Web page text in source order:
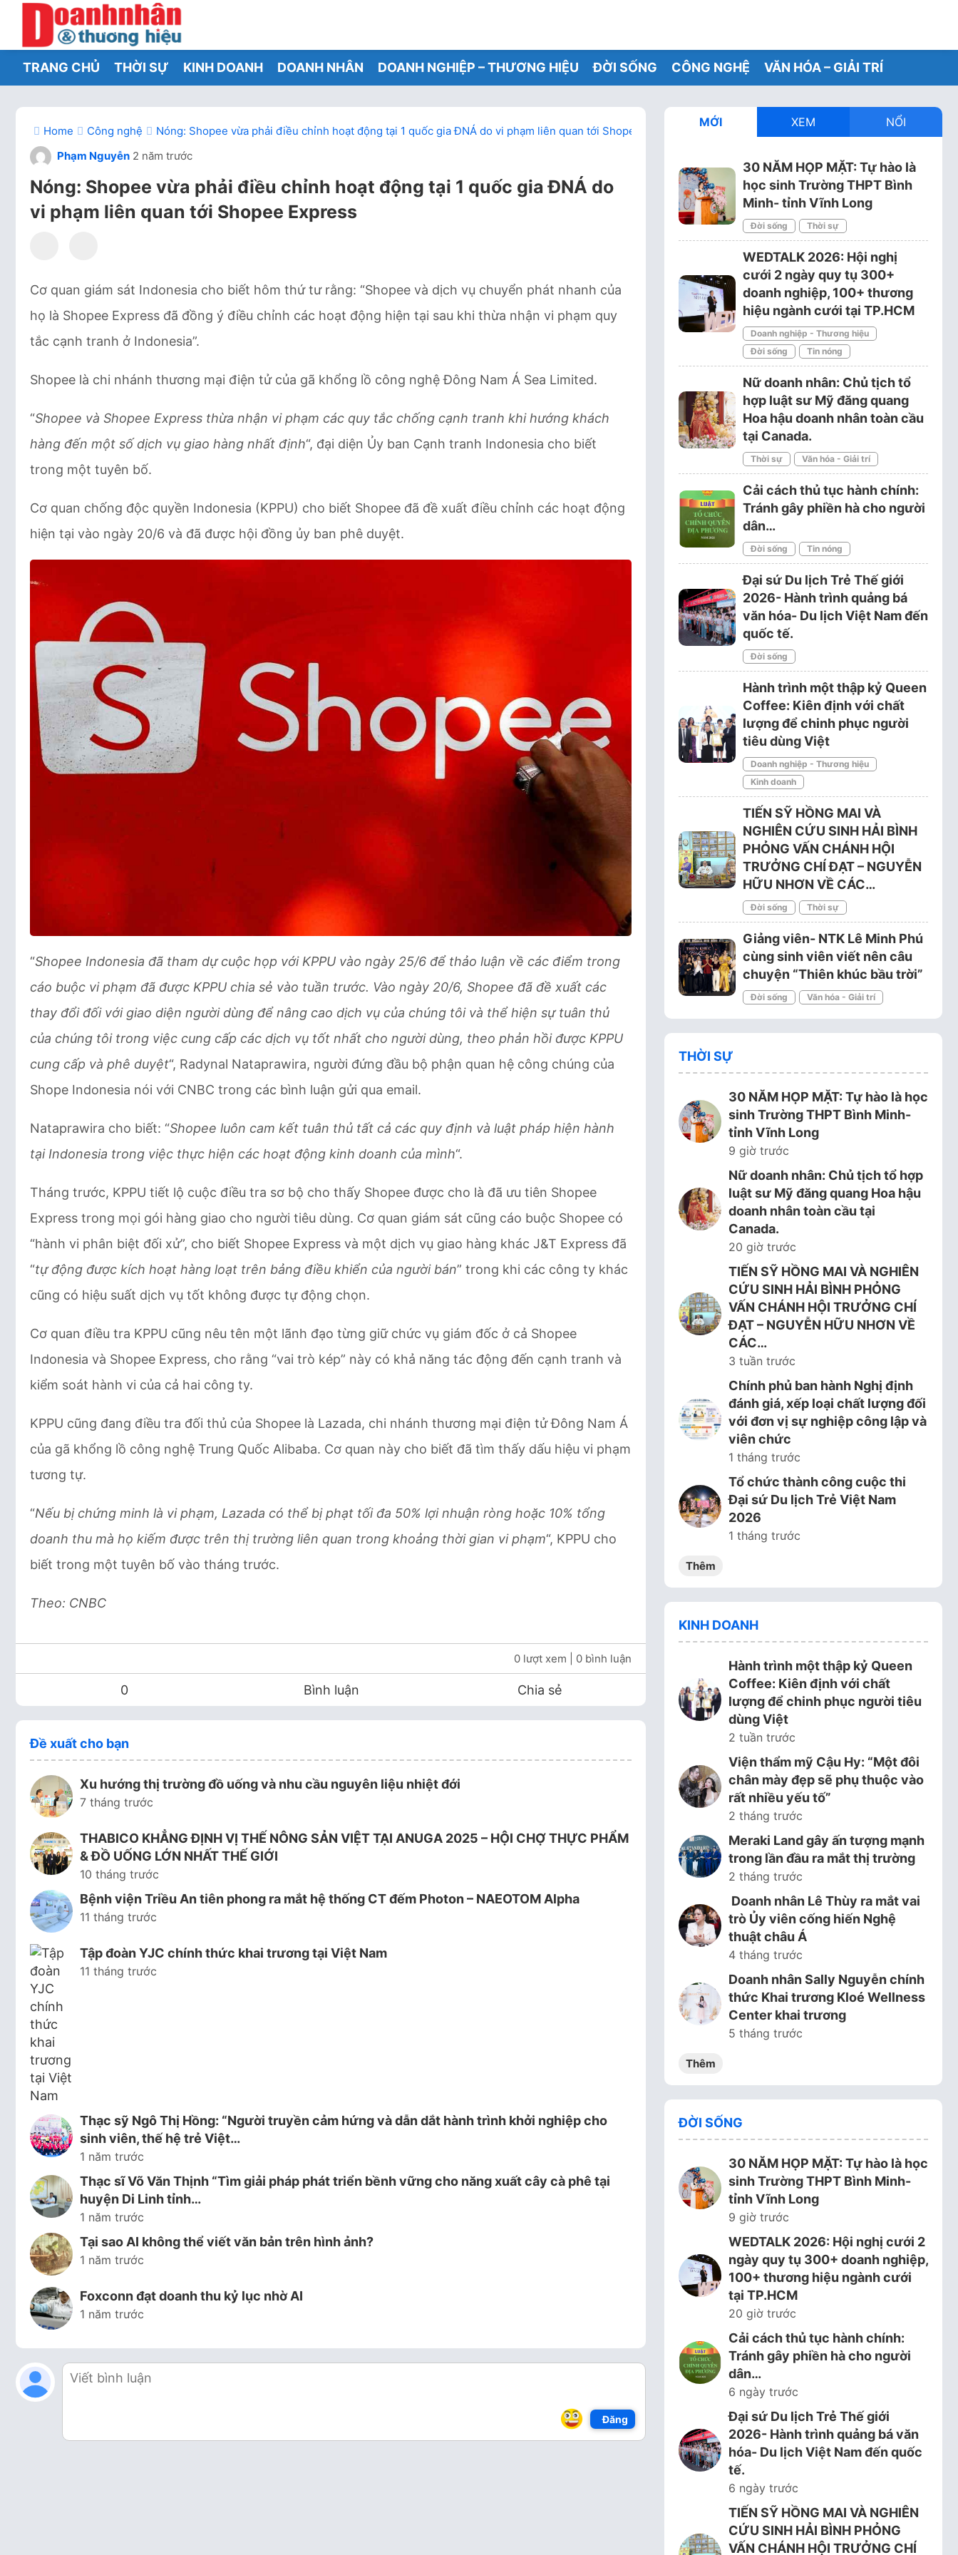
TRANG CHỦ THỜI SỰ KINH DOANH DOANH NHÂN DOANH NGHIỆP – THƯƠNG HIỆU ĐỜI SỐNG CÔNG NGHỆ VĂN HÓA – GIẢI TRÍ
Home Công nghệ
Nóng: Shopee vừa phải điều chỉnh hoạt động tại 1 quốc gia ĐNÁ do vi phạm liên quan tới Shopee Express
Phạm Nguyễn 2 năm trước
Nóng: Shopee vừa phải điều chỉnh hoạt động tại 1 quốc gia ĐNÁ do
vi phạm liên quan tới Shopee Express
Cơ quan giám sát Indonesia cho biết hôm thứ tư rằng: “Shopee và dịch vụ chuyển phát nhanh của
họ là Shopee Express đã đồng ý điều chỉnh các hoạt động hiện tại sau khi thừa nhận vi phạm quy
tắc cạnh tranh ở Indonesia”.
Shopee là chi nhánh thương mại điện tử của gã khổng lồ công nghệ Đông Nam Á Sea Limited.
“Shopee và Shopee Express thừa nhận vi phạm các quy tắc chống cạnh tranh khi hướng khách
hàng đến một số dịch vụ giao hàng nhất định“, đại diện Ủy ban Cạnh tranh Indonesia cho biết
trong một tuyên bố.
Cơ quan chống độc quyền Indonesia (KPPU) cho biết Shopee đã đề xuất điều chỉnh các hoạt động
hiện tại vào ngày 20/6 và đã được hội đồng ủy ban phê duyệt.
“Shopee Indonesia đã tham dự cuộc họp với KPPU vào ngày 25/6 để thảo luận về các điểm trong
cáo buộc vi phạm đã được KPPU chia sẻ vào tuần trước. Vào ngày 20/6, Shopee đã đề xuất các
thay đổi đối với giao diện người dùng để nâng cao dịch vụ của chúng tôi và thể hiện sự tuân thủ
của chúng tôi trong việc cung cấp các dịch vụ tốt nhất cho người dùng, theo phản hồi được KPPU
cung cấp và phê duyệt“, Radynal Nataprawira, người đứng đầu bộ phận quan hệ công chúng của
Shope Indonesia nói với CNBC trong các bình luận gửi qua email.
Nataprawira cho biết: “Shopee luôn cam kết tuân thủ tất cả các quy định và luật pháp hiện hành
tại Indonesia trong việc thực hiện các hoạt động kinh doanh của mình“.
Tháng trước, KPPU tiết lộ cuộc điều tra sơ bộ cho thấy Shopee được cho là đã ưu tiên Shopee
Express trong mọi gói hàng giao cho người tiêu dùng. Cơ quan giám sát cũng cáo buộc Shopee có
“hành vi phân biệt đối xử”, cho biết Shopee Express và một dịch vụ giao hàng khác J&T Express đã
“tự động được kích hoạt hàng loạt trên bảng điều khiển của người bán” trong khi các công ty khác
cũng có hiệu suất dịch vụ tốt không được tự động chọn.
Cơ quan điều tra KPPU cũng nêu tên một lãnh đạo từng giữ chức vụ giám đốc ở cả Shopee
Indonesia và Shopee Express, cho rằng “vai trò kép” này có khả năng tác động đến cạnh tranh và
kiểm soát hành vi của cả hai công ty.
KPPU cũng đang điều tra đối thủ của Shopee là Lazada, chi nhánh thương mại điện tử Đông Nam Á
của gã khổng lồ công nghệ Trung Quốc Alibaba. Cơ quan này cho biết đã tìm thấy dấu hiệu vi phạm
tương tự.
“Nếu bị chứng minh là vi phạm, Lazada có thể bị phạt tối đa 50% lợi nhuận ròng hoặc 10% tổng
doanh thu mà họ kiếm được trên thị trường liên quan trong khoảng thời gian vi phạm“, KPPU cho
biết trong một tuyên bố vào tháng trước.
Theo: CNBC
0 lượt xem | 0 bình luận
0 Bình luận Chia sẻ
Đề xuất cho bạn
Xu hướng thị trường đồ uống và nhu cầu nguyên liệu nhiệt đới
7 tháng trước
THABICO KHẲNG ĐỊNH VỊ THẾ NÔNG SẢN VIỆT TẠI ANUGA 2025 – HỘI CHỢ THỰC PHẨM
& ĐỒ UỐNG LỚN NHẤT THẾ GIỚI
10 tháng trước
Bệnh viện Triều An tiên phong ra mắt hệ thống CT đếm Photon – NAEOTOM Alpha
11 tháng trước
Tập đoàn YJC chính thức khai trương tại Việt Nam
11 tháng trước
Thạc sỹ Ngô Thị Hồng: “Người truyền cảm hứng và dẫn dắt hành trình khởi nghiệp cho
sinh viên, thế hệ trẻ Việt…
1 năm trước
Thạc sĩ Võ Văn Thịnh “Tìm giải pháp phát triển bềnh vững cho năng xuất cây cà phê tại
huyện Di Linh tỉnh…
1 năm trước
Tại sao AI không thể viết văn bản trên hình ảnh?
1 năm trước
Foxconn đạt doanh thu kỷ lục nhờ AI
1 năm trước
Đăng
MỚI XEM NỔI
30 NĂM HỌP MẶT: Tự hào là
học sinh Trường THPT Bình
Minh- tỉnh Vĩnh Long
Đời sống Thời sự
WEDTALK 2026: Hội nghị
cưới 2 ngày quy tụ 300+
doanh nghiệp, 100+ thương
hiệu ngành cưới tại TP.HCM
Doanh nghiệp - Thương hiệu
Đời sống
Tin nóng
Nữ doanh nhân: Chủ tịch tổ
hợp luật sư Mỹ đăng quang
Hoa hậu doanh nhân toàn cầu
tại Canada.
Thời sự Văn hóa - Giải trí
Cải cách thủ tục hành chính:
Tránh gây phiền hà cho người
dân…
Đời sống Tin nóng
Đại sứ Du lịch Trẻ Thế giới
2026- Hành trình quảng bá
văn hóa- Du lịch Việt Nam đến
quốc tế.
Đời sống
Hành trình một thập kỷ Queen
Coffee: Kiên định với chất
lượng để chinh phục người
tiêu dùng Việt
Doanh nghiệp - Thương hiệu
Kinh doanh
TIẾN SỸ HỒNG MAI VÀ
NGHIÊN CỨU SINH HẢI BÌNH
PHỎNG VẤN CHÁNH HỘI
TRƯỞNG CHÍ ĐẠT – NGUYỄN
HỮU NHƠN VỀ CÁC…
Đời sống Thời sự
Giảng viên- NTK Lê Minh Phú
cùng sinh viên viết nên câu
chuyện “Thiên khúc bầu trời”
Đời sống Văn hóa - Giải trí
THỜI SỰ
30 NĂM HỌP MẶT: Tự hào là học
sinh Trường THPT Bình Minh-
tỉnh Vĩnh Long
9 giờ trước
Nữ doanh nhân: Chủ tịch tổ hợp
luật sư Mỹ đăng quang Hoa hậu
doanh nhân toàn cầu tại
Canada.
20 giờ trước
TIẾN SỸ HỒNG MAI VÀ NGHIÊN
CỨU SINH HẢI BÌNH PHỎNG
VẤN CHÁNH HỘI TRƯỞNG CHÍ
ĐẠT – NGUYỄN HỮU NHƠN VỀ
CÁC…
3 tuần trước
Chính phủ ban hành Nghị định
đánh giá, xếp loại chất lượng đối
với đơn vị sự nghiệp công lập và
viên chức
1 tháng trước
Tổ chức thành công cuộc thi
Đại sứ Du lịch Trẻ Việt Nam
2026
1 tháng trước
Thêm
KINH DOANH
Hành trình một thập kỷ Queen
Coffee: Kiên định với chất
lượng để chinh phục người tiêu
dùng Việt
2 tuần trước
Viện thẩm mỹ Cậu Hy: “Một đôi
chân mày đẹp sẽ phụ thuộc vào
rất nhiều yếu tố”
2 tháng trước
Meraki Land gây ấn tượng mạnh
trong lần đầu ra mắt thị trường
2 tháng trước
Doanh nhân Lê Thùy ra mắt vai
trò Ủy viên cống hiến Nghệ
thuật châu Á
4 tháng trước
Doanh nhân Sally Nguyễn chính
thức Khai trương Kloé Wellness
Center khai trương
5 tháng trước
Thêm
ĐỜI SỐNG
30 NĂM HỌP MẶT: Tự hào là học
sinh Trường THPT Bình Minh-
tỉnh Vĩnh Long
9 giờ trước
WEDTALK 2026: Hội nghị cưới 2
ngày quy tụ 300+ doanh nghiệp,
100+ thương hiệu ngành cưới
tại TP.HCM
20 giờ trước
Cải cách thủ tục hành chính:
Tránh gây phiền hà cho người
dân…
6 ngày trước
Đại sứ Du lịch Trẻ Thế giới
2026- Hành trình quảng bá văn
hóa- Du lịch Việt Nam đến quốc
tế.
6 ngày trước
TIẾN SỸ HỒNG MAI VÀ NGHIÊN
CỨU SINH HẢI BÌNH PHỎNG
VẤN CHÁNH HỘI TRƯỞNG CHÍ